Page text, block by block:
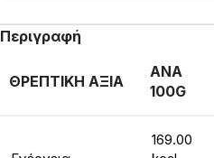
Περιγραφή
ΘΡΕΠΤΙΚΗ ΑΞΙΑ
ΑΝΑ
100G
169.00